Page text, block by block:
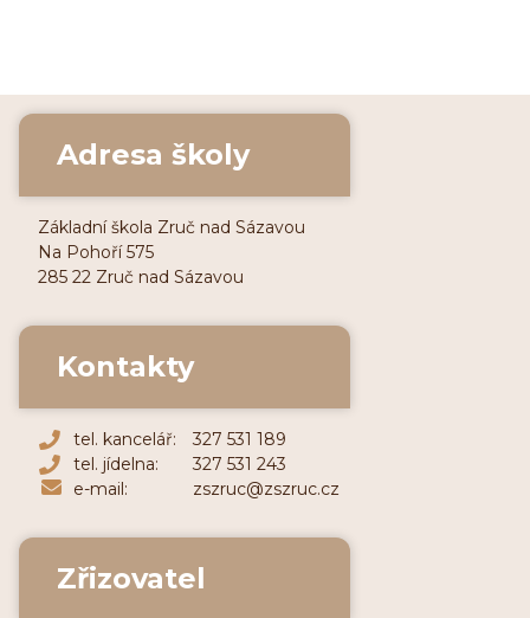
Adresa školy
Základní škola Zruč nad Sázavou
Na Pohoří 575
285 22 Zruč nad Sázavou
Kontakty
tel. kancelář:
327 531 189
tel. jídelna:
327 531 243
e-mail:
zszruc@zszruc.cz
Zřizovatel